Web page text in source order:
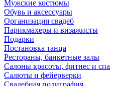
Мужские костюмы
Обувь и аксессуары
Организация свадеб
Парикмахеры и визажисты
Подарки
Постановка танца
Рестораны, банкетные залы
Салоны красоты, фитнес и спа
Салюты и фейерверки